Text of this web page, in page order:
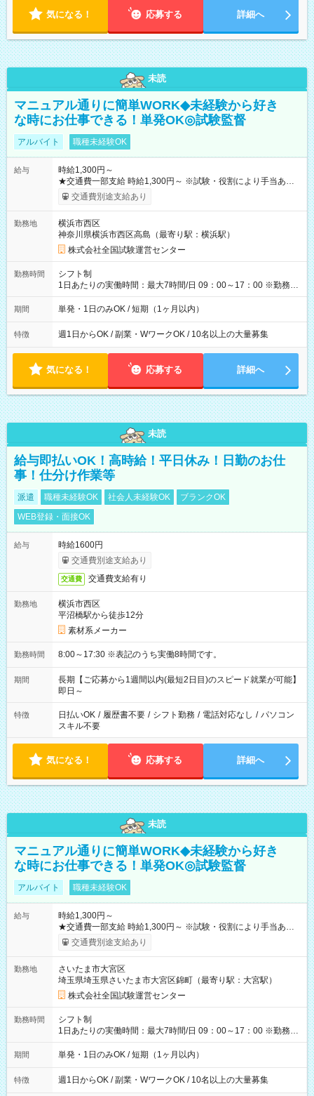
気になる！ 応募する 詳細へ
未読
マニュアル通りに簡単WORK◆未経験から好き
な時にお仕事できる！単発OK◎試験監督
アルバイト 職種未経験OK
給与
時給1,300円～
★交通費一部支給 時給1,300円～ ※試験・役割により手当あり
※勤務回数により昇給あり 【即給（前払い）オプションあ
り！】 希望される場合、勤務から1週間ほどで給与の一部を受け
例】 ・河合塾模擬試験 8:30～17:30（休憩1時間） 時給1,300円
×8時間＝日収10,400円＋交通費 ※当日の役割により時給＋100
円の場合あり ・国家試験 7:00～13:30（休憩なし） 時給1,300
円（役割手当＋100円）×6時間＝日収8,400円＋交通費 【試用期
間】試用期間なし
交通費別途支給あり
勤務地
横浜市西区
神奈川県横浜市西区高島（最寄り駅：横浜駅）
株式会社全国試験運営センター
勤務時間
シフト制
1日あたりの実働時間：最大7時間/日 09：00～17：00 ※勤務時
間は 試験により異なります。
期間 単発・1日のみOK / 短期（1ヶ月以内）
特徴 週1日からOK / 副業・WワークOK / 10名以上の大量募集
気になる！ 応募する 詳細へ
未読
給与即払いOK！高時給！平日休み！日勤のお仕
事！仕分け作業等
派遣 職種未経験OK 社会人未経験OK
ブランクOK
WEB登録・面接OK
給与
時給1600円
交通費別途支給あり
交通費 交通費支給有り
勤務地
横浜市西区
平沼橋駅から徒歩12分
素材系メーカー
勤務時間 8:00～17:30 ※表記のうち実働8時間です。
期間
長期【ご応募から1週間以内(最短2日目)のスピード就業が可能】
即日～
特徴 日払いOK / 履歴書不要 / シフト勤務 / 電話対応なし / パソコン
スキル不要
気になる！ 応募する 詳細へ
未読
マニュアル通りに簡単WORK◆未経験から好き
な時にお仕事できる！単発OK◎試験監督
アルバイト 職種未経験OK
給与
時給1,300円～
★交通費一部支給 時給1,300円～ ※試験・役割により手当あり
※勤務回数により昇給あり 【即給（前払い）オプションあ
り！】 希望される場合、勤務から1週間ほどで給与の一部を受け
例】 ・河合塾模擬試験 8:30～17:30（休憩1時間） 時給1,300円
×8時間＝日収10,400円＋交通費 ※当日の役割により時給＋100
円の場合あり ・国家試験 7:00～13:30（休憩なし） 時給1,300
円（役割手当＋100円）×6時間＝日収8,400円＋交通費 【試用期
間】試用期間なし
交通費別途支給あり
勤務地
さいたま市大宮区
埼玉県埼玉県さいたま市大宮区錦町（最寄り駅：大宮駅）
株式会社全国試験運営センター
勤務時間
シフト制
1日あたりの実働時間：最大7時間/日 09：00～17：00 ※勤務時
間は 試験により異なります。
期間 単発・1日のみOK / 短期（1ヶ月以内）
特徴 週1日からOK / 副業・WワークOK / 10名以上の大量募集